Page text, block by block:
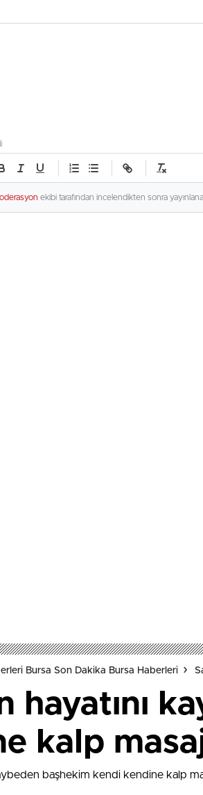
ekibi tarafından incelendikten sonra
Bursa Son Dakika Bursa Haberleri
hayatını
kalp